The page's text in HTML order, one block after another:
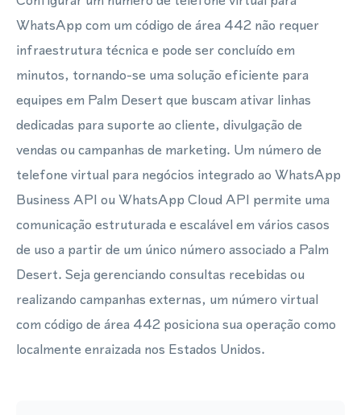
WhatsApp com um código de área 442 não requer
infraestrutura técnica e pode ser concluído em
minutos, tornando-se uma solução eficiente para
equipes em Palm Desert que buscam ativar linhas
dedicadas para suporte ao cliente, divulgação de
vendas ou campanhas de marketing. Um número de
telefone virtual para negócios integrado ao WhatsApp
Business API ou WhatsApp Cloud API permite uma
comunicação estruturada e escalável em vários casos
de uso a partir de um único número associado a Palm
Desert. Seja gerenciando consultas recebidas ou
realizando campanhas externas, um número virtual
com código de área 442 posiciona sua operação como
localmente enraizada nos Estados Unidos.